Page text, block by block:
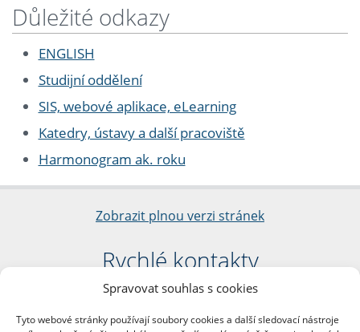
Spravovat souhlas s cookies
Tyto webové stránky používají soubory cookies a další sledovací nástroje
Důležité odkazy
ENGLISH
Studijní oddělení
SIS, webové aplikace, eLearning
Katedry, ústavy a další pracoviště
Harmonogram ak. roku
Zobrazit plnou verzi stránek
Rychlé kontakty
Filozofická fakulta
nám. Jana Palacha 1/2